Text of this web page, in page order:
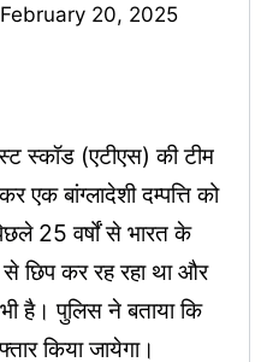
February 20, 2025
स्कॉड (एटीएस) की टीम
एक बांग्लादेशी दम्पत्ति को
25 वर्षों से भारत के
कर रह रहा था और
है। पुलिस ने बताया कि
किया जायेगा।